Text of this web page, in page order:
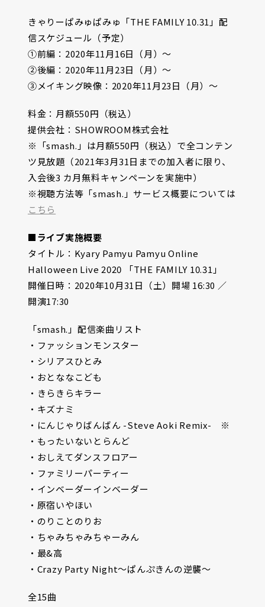
きゃりーぱみゅぱみゅ「THE FAMILY 10.31」配
信スケジュール（予定）
①前編：2020年11月16日（月）～
②後編：2020年11月23日（月）～
③メイキング映像：2020年11月23日（月）～
料金：月額550円（税込）
提供会社：SHOWROOM株式会社
※「smash.」は月額550円（税込）で全コンテン
ツ見放題（2021年3月31日までの加入者に限り、
入会後3 カ月無料キャンペーンを実施中）
※視聴方法等「smash.」サービス概要については
こちら
■ライブ実施概要
タイトル：Kyary Pamyu Pamyu Online
Halloween Live 2020 「THE FAMILY 10.31」
開催日時：2020年10月31日（土）開場 16:30 ／
開演17:30
「smash.」配信楽曲リスト
・ファッションモンスター
・シリアスひとみ
・おとななこども
・きらきらキラー
・キズナミ
・にんじゃりばんばん -Steve Aoki Remix- ※
・もったいないとらんど
・おしえてダンスフロアー
・ファミリーパーティー
・インベーダーインベーダー
・原宿いやほい
・のりことのりお
・ちゃみちゃみちゃーみん
・最&高
・Crazy Party Night〜ぱんぷきんの逆襲〜
全15曲